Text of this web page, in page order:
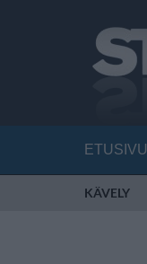
ETUSIVU
KÄVELY